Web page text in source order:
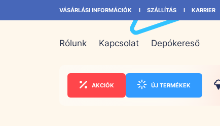
VÁSÁRLÁSI INFORMÁCIÓK SZÁLLÍTÁS KARRIER
Rólunk Kapcsolat Depókereső
AKCIÓK ÚJ TERMÉKEK